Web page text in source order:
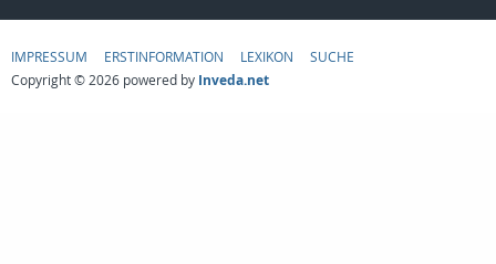
IMPRESSUM ERSTINFORMATION LEXIKON
SUCHE
Copyright © 2026 powered by Inveda.net